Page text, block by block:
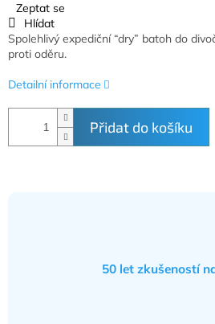
Přidat do košíku
Spolehlivý expediční “dry” batoh do
proti oděru.
Detailní informace
Zeptat se
Hlídat
50 let zkušeností